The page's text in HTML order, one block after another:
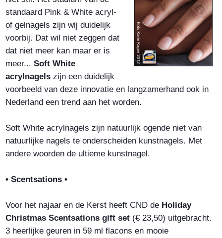
standaard Pink & White acryl-
of gelnagels zijn wij duidelijk
voorbij. Dat wil niet zeggen dat
dat niet meer kan maar er is
meer... Soft White
acrylnagels zijn een duidelijk
voorbeeld van deze innovatie en langzamerhand ook in
Nederland een trend aan het worden.
Soft White acrylnagels zijn natuurlijk ogende niet van
natuurlijke nagels te onderscheiden kunstnagels. Met
andere woorden de ultieme kunstnagel.
• Scentsations •
Voor het najaar en de Kerst heeft CND de Holiday
Christmas Scentsations gift set (€ 23,50) uitgebracht.
3 heerlijke geuren in 59 ml flacons en mooie